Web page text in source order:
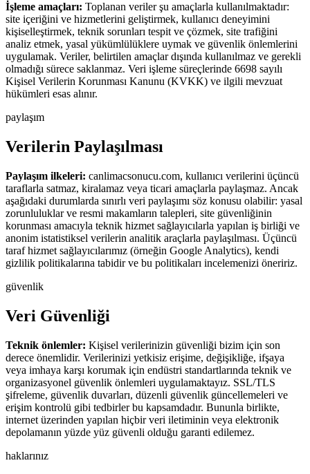
İşleme amaçları: Toplanan veriler şu amaçlarla kullanılmaktadır:
site içeriğini ve hizmetlerini geliştirmek, kullanıcı deneyimini
kişiselleştirmek, teknik sorunları tespit ve çözmek, site trafiğini
analiz etmek, yasal yükümlülüklere uymak ve güvenlik önlemlerini
uygulamak. Veriler, belirtilen amaçlar dışında kullanılmaz ve gerekli
olmadığı sürece saklanmaz. Veri işleme süreçlerinde 6698 sayılı
Kişisel Verilerin Korunması Kanunu (KVKK) ve ilgili mevzuat
hükümleri esas alınır.
paylaşım
Verilerin Paylaşılması
Paylaşım ilkeleri: canlimacsonucu.com, kullanıcı verilerini üçüncü
taraflarla satmaz, kiralamaz veya ticari amaçlarla paylaşmaz. Ancak
aşağıdaki durumlarda sınırlı veri paylaşımı söz konusu olabilir: yasal
zorunluluklar ve resmi makamların talepleri, site güvenliğinin
korunması amacıyla teknik hizmet sağlayıcılarla yapılan iş birliği ve
anonim istatistiksel verilerin analitik araçlarla paylaşılması. Üçüncü
taraf hizmet sağlayıcılarımız (örneğin Google Analytics), kendi
gizlilik politikalarına tabidir ve bu politikaları incelemenizi öneririz.
güvenlik
Veri Güvenliği
Teknik önlemler: Kişisel verilerinizin güvenliği bizim için son
derece önemlidir. Verilerinizi yetkisiz erişime, değişikliğe, ifşaya
veya imhaya karşı korumak için endüstri standartlarında teknik ve
organizasyonel güvenlik önlemleri uygulamaktayız. SSL/TLS
şifreleme, güvenlik duvarları, düzenli güvenlik güncellemeleri ve
erişim kontrolü gibi tedbirler bu kapsamdadır. Bununla birlikte,
internet üzerinden yapılan hiçbir veri iletiminin veya elektronik
depolamanın yüzde yüz güvenli olduğu garanti edilemez.
haklarınız